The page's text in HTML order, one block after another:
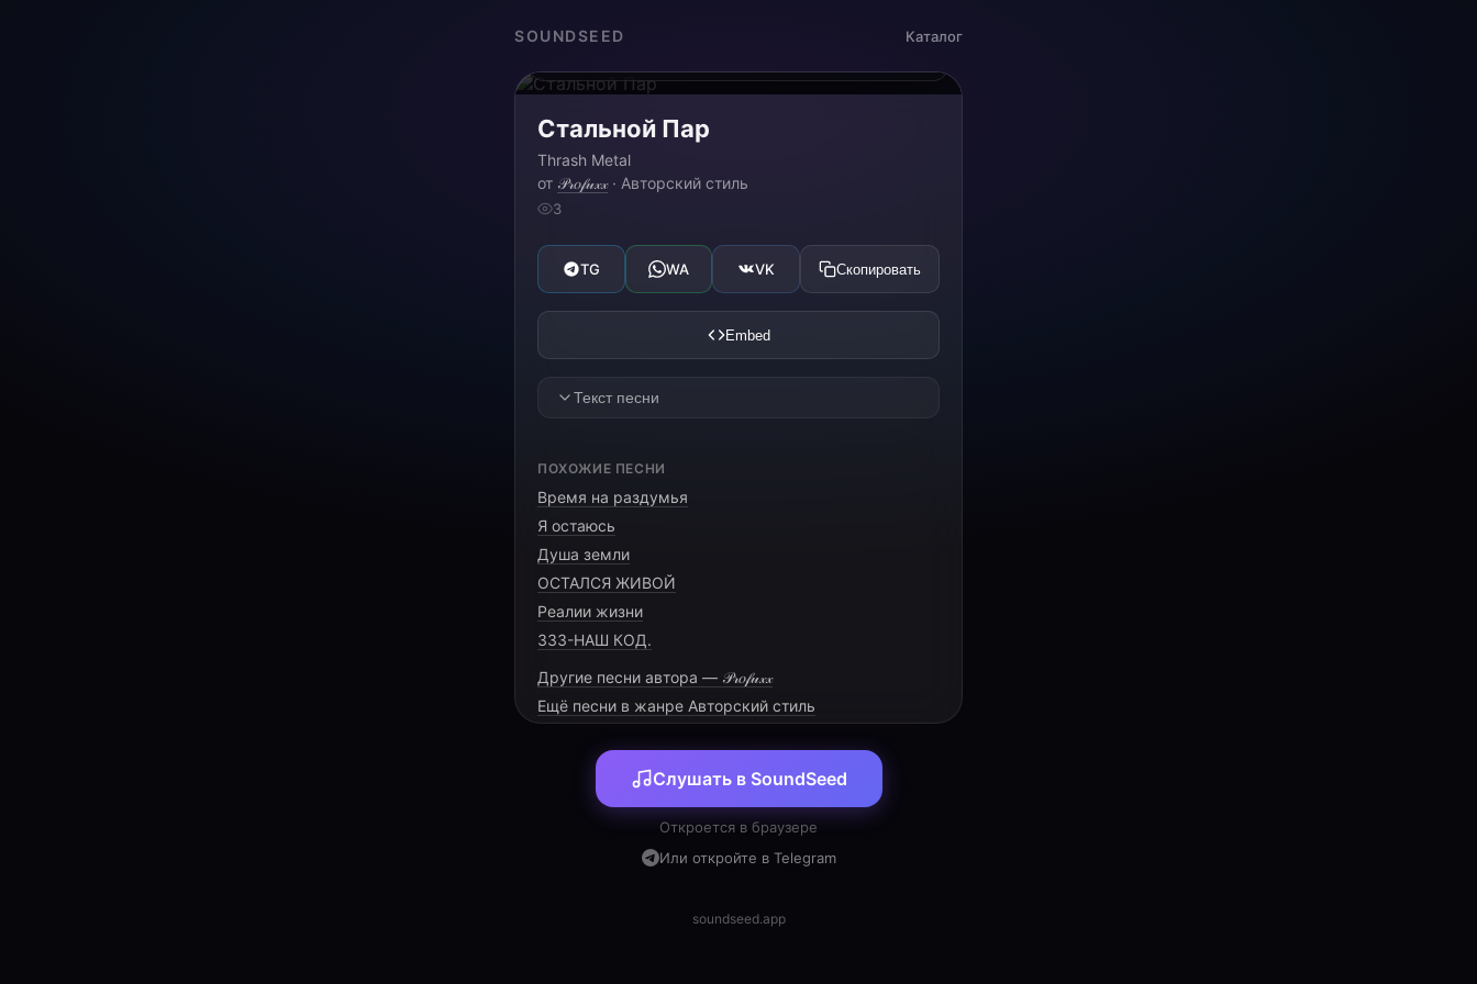
SOUNDSEED Каталог
Стальной Пар
Thrash Metal
от 𝒫𝓇𝑜𝒻𝓊𝓍𝓍· Авторский стиль
3
TG WA VK Скопировать
Embed
Текст песни
Пар валит изо всех щелей
Жар палит, ты стань смелей
Камни стонут под водой
[PRE-CHORUS]
Ковш кипит, огонь поёт
Вены плавит, сердце бьёт
Тень танцует на стене
ПОХОЖИЕ ПЕСНИ
Время на раздумья
Я остаюсь
Душа земли
ОСТАЛСЯ ЖИВОЙ
Реалии жизни
333-НАШ КОД.
Другие песни автора — 𝒫𝓇𝑜𝒻𝓊𝓍𝓍
Ещё песни в жанре Авторский стиль
Слушать в SoundSeed
Откроется в браузере
Или откройте в Telegram
soundseed.app